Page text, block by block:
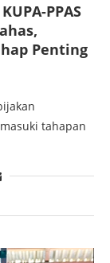
PPAS
Penting
tahapan